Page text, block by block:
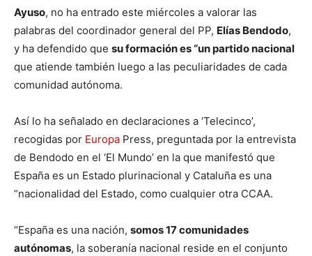
Ayuso, no ha entrado este miércoles a valorar las
palabras del coordinador general del PP, Elías Bendodo,
y ha defendido que su formación es “un partido nacional
que atiende también luego a las peculiaridades de cada
comunidad autónoma.
Así lo ha señalado en declaraciones a ‘Telecinco’,
recogidas por Europa Press, preguntada por la entrevista
de Bendodo en el ‘El Mundo’ en la que manifestó que
España es un Estado plurinacional y Cataluña es una
“nacionalidad del Estado, como cualquier otra CCAA.
“España es una nación, somos 17 comunidades
autónomas, la soberanía nacional reside en el conjunto